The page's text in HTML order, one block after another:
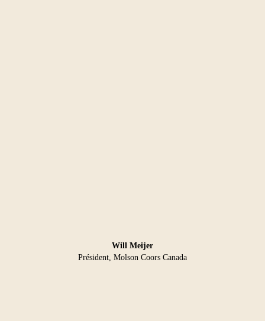
Will Meijer
Président, Molson Coors Canada